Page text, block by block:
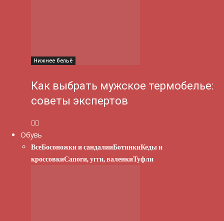
Нижнее бельё
Как выбрать мужское термобелье:
советы экспертов
Обувь
ВсеБосоножки и сандалииБотинкиКеды и
кроссовкиСапоги, угги, валенкиТуфли